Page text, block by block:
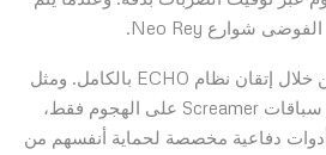
ولن يكون الفوز ممكنًا إلا من خلال إتقان نظام ECHO بالكامل. ومثل
أي معركة حقيقية، لا تقتصر سباقات Screamer على الهجوم فقط،
دفاعية مخصصة لحماية أنفسهم من